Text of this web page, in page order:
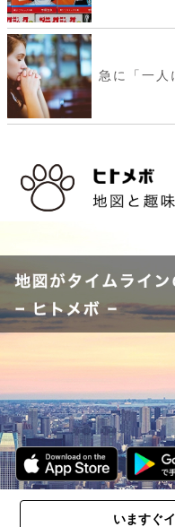
急に「一人
いますぐ